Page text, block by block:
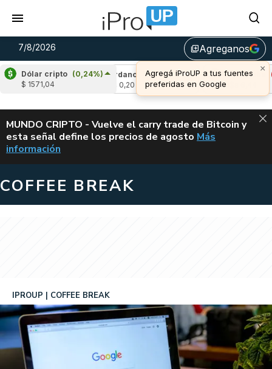
7/8/2026 library_addAgreganos
×
Agregá iProUP a tus fuentes
preferidas en Google
Dólar cripto (0,24%)
$ 1571,04
Cardano (6,06%)
Avalanche
(-
u$s 6,44
ALERTA
MUNDO CRIPTO - Vuelve el carry trade de Bitcoin y
esta señal define los precios de agosto VUELVE EL
Más
información
COFFEE BREAK
IPROUP COFFEE BREAK